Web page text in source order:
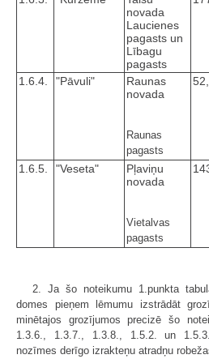
novada
Laucienes
pagasts un
Lībagu
pagasts
1.6.4. "Pāvuli"
Raunas
novada
Raunas
pagasts
1.6.5. "Veseta"
Pļaviņu
novada
Vietalvas
pagasts
2. Ja šo noteikumu 1.punkta
domes pieņem lēmumu izstrādāt
minētajos grozījumos precizē šo
1.3.6., 1.3.7., 1.3.8., 1.5.2. un
nozīmes derīgo izrakteņu atradņu